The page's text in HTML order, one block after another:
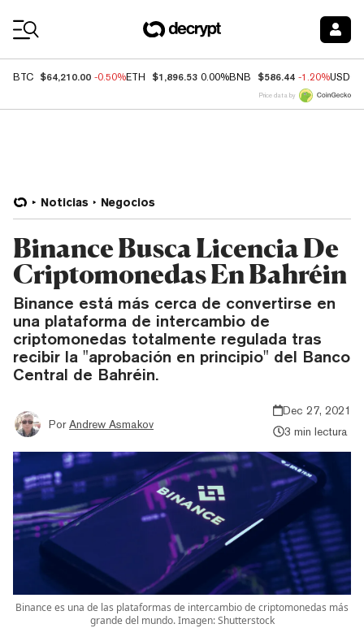
BTC $64,210.00 -0.50%ETH $1,896.53 0.00%BNB $586.44 -1.20%USDC
Price data by
Noticias Negocios
Binance Busca Licencia De
Criptomonedas En Bahréin
Binance está más cerca de convertirse en
una plataforma de intercambio de
criptomonedas totalmente regulada tras
recibir la "aprobación en principio" del Banco
Central de Bahréin.
Por Andrew Asmakov
Dec 27, 2021
3 min lectura
Binance es una de las plataformas de intercambio de criptomonedas más
grande del mundo. Imagen: Shutterstock